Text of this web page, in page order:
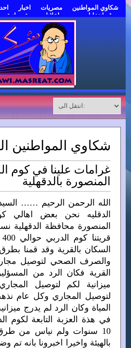
شكاوي المواطنين مصريات اخبار
موقع انتخابات مصر
اعلانات مبوبة مجانية
شكاوي المواطنين
غرامات علينا في كوم
المنصورة بالدقهلية
الله الرحمن الرحيم ……
الدقليه نحن بعض اهالي
المنصورة محافظة الدقهلية
السكان بالقرية وقد قمنا
والصرف الصحي لتوصيل
القرية فكان الرد من
ميزانية لكم لتوصيل
لتوصيل المجاري وكل عام
المياة وكان الرد لم يدرج
في هذة العزبة التابعة لكوم
10 سنوات ولم نياس من
بالهيئة واخيرا اخبرونا بانه تم